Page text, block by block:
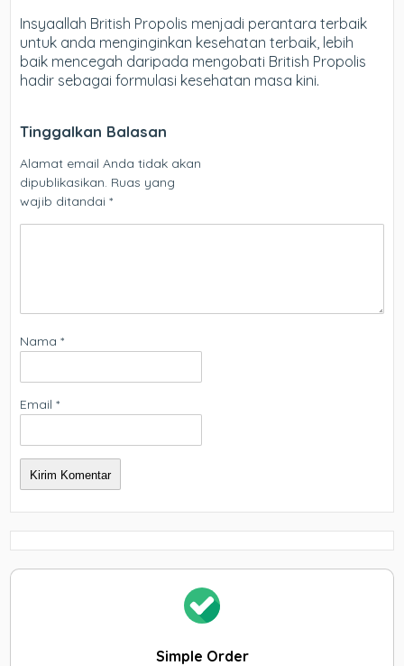
Insyaallah British Propolis menjadi perantara terbaik
untuk anda menginginkan kesehatan terbaik, lebih
baik mencegah daripada mengobati British Propolis
hadir sebagai formulasi kesehatan masa kini.
Tinggalkan Balasan
Alamat email Anda tidak akan
dipublikasikan. Ruas yang
wajib ditandai*
Nama*
Email*
Simple Order